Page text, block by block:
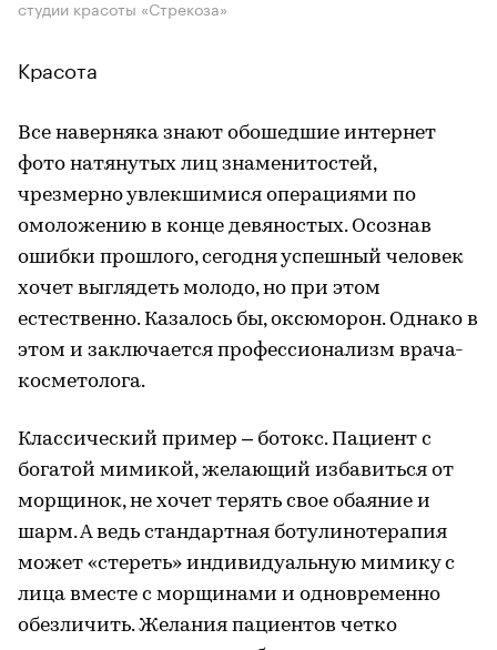
студии красоты «Стрекоза»
Красота
Все наверняка знают обошедшие интернет
фото натянутых лиц знаменитостей,
чрезмерно увлекшимися операциями по
омоложению в конце девяностых. Осознав
ошибки прошлого, сегодня успешный человек
хочет выглядеть молодо, но при этом
естественно. Казалось бы, оксюморон. Однако в
этом и заключается профессионализм врача-
косметолога.
Классический пример – ботокс. Пациент с
богатой мимикой, желающий избавиться от
морщинок, не хочет терять свое обаяние и
шарм. А ведь стандартная ботулинотерапия
может «стереть» индивидуальную мимику с
лица вместе с морщинами и одновременно
обезличить. Желания пациентов четко